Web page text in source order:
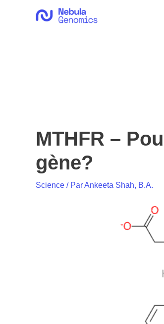
MTHFR –
gène?
Science / ParAnkeeta Shah, B.A.